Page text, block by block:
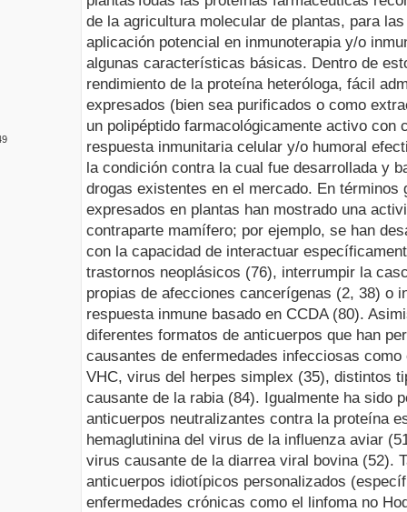
de la agricultura molecular de plantas, para
aplicación potencial en inmunoterapia y/o
algunas características básicas. Dentro de
rendimiento de la proteína heteróloga, fácil
expresados (bien sea purificados o como
un polipéptido farmacológicamente activo con
respuesta inmunitaria celular y/o humoral
la condición contra la cual fue desarrollada y
drogas existentes en el mercado. En términos
expresados en plantas han mostrado una
contraparte mamífero; por ejemplo, se han
con la capacidad de interactuar
trastornos neoplásicos (76), interrumpir la
propias de afecciones cancerígenas (2, 38) o
respuesta inmune basado en CCDA (80).
diferentes formatos de anticuerpos que han
causantes de enfermedades infecciosas
VHC, virus del herpes simplex (35), distintos
causante de la rabia (84). Igualmente ha sido
anticuerpos neutralizantes contra la proteína
hemaglutinina del virus de la influenza aviar
virus causante de la diarrea viral bovina (52).
anticuerpos idiotípicos personalizados
enfermedades crónicas como el linfoma no